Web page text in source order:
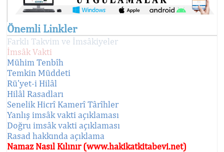
Önemli Linkler
Farklı Takvim ve İmsâkiyeler
İmsâk Vakti
Mühim Tenbîh
Temkin Müddeti
Rü'yet-i Hilâl
Hilâl Rasadları
Senelik Hicrî Kamerî Târîhler
Yanlış imsâk vakti açıklaması
Doğru imsâk vakti açıklaması
Rasad hakkında açıklama
Namaz Nasıl Kılınır (www.hakikatkitabevi.net)